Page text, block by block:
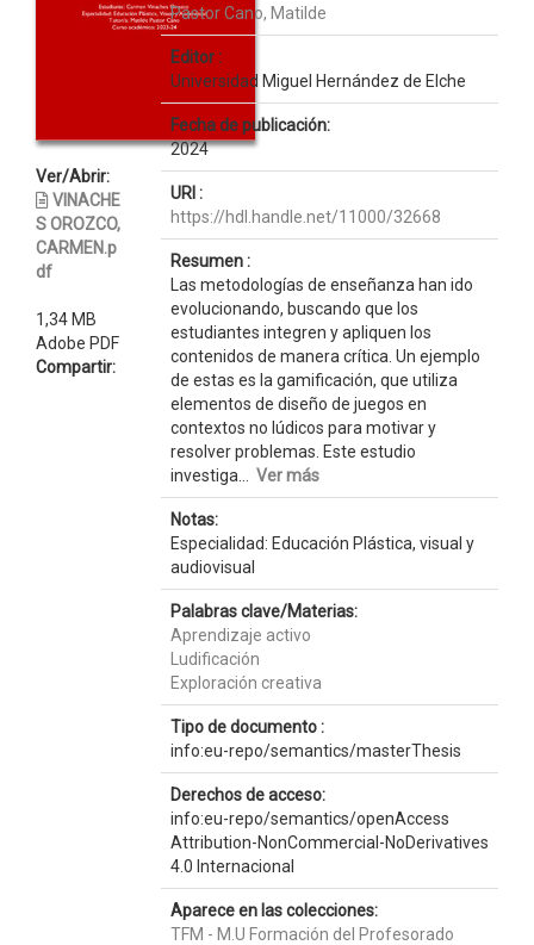
Ver/Abrir:
VINACHE
S OROZCO,
CARMEN.p
df
1,34 MB
Adobe PDF
Compartir:
Pastor Cano, Matilde
Editor :
Universidad Miguel Hernández de Elche
Fecha de publicación:
2024
URI :
https://hdl.handle.net/11000/32668
Resumen :
Las metodologías de enseñanza han ido
evolucionando, buscando que los
estudiantes integren y apliquen los
contenidos de manera crítica. Un ejemplo
de estas es la gamificación, que utiliza
elementos de diseño de juegos en
contextos no lúdicos para motivar y
resolver problemas. Este estudio
investiga... Ver más
Notas:
Especialidad: Educación Plástica, visual y
audiovisual
Palabras clave/Materias:
Aprendizaje activo
Ludificación
Exploración creativa
Tipo de documento :
info:eu-repo/semantics/masterThesis
Derechos de acceso:
info:eu-repo/semantics/openAccess
Attribution-NonCommercial-NoDerivatives
4.0 Internacional
Aparece en las colecciones:
TFM - M.U Formación del Profesorado